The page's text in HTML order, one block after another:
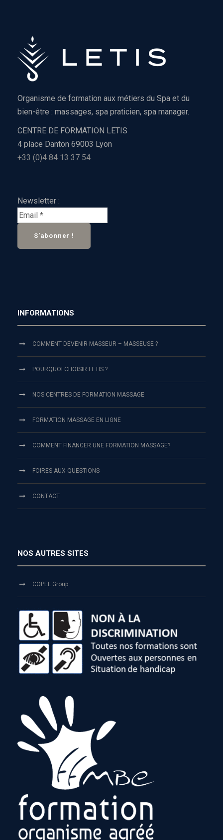
Organisme de formation aux métiers du Spa et du
bien-être : massages, spa praticien, spa manager.
CENTRE DE FORMATION LETIS
4 place Danton 69003 Lyon
+33 (0)4 84 13 37 54
Newsletter :
INFORMATIONS
COMMENT DEVENIR MASSEUR – MASSEUSE ?
POURQUOI CHOISIR LETIS ?
NOS CENTRES DE FORMATION MASSAGE
FORMATION MASSAGE EN LIGNE
COMMENT FINANCER UNE FORMATION MASSAGE?
FOIRES AUX QUESTIONS
CONTACT
NOS AUTRES SITES
COPEL Group